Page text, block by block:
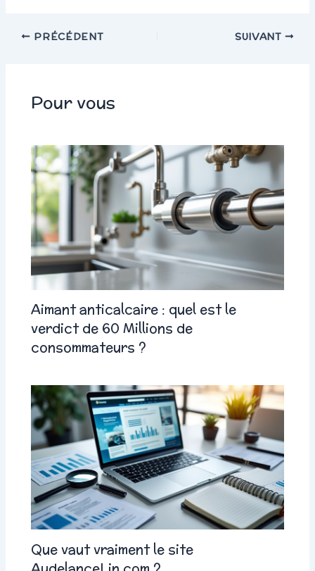
PRÉCÉDENT SUIVANT
Pour vous
Aimant anticalcaire : quel est le
verdict de 60 Millions de
consommateurs ?
Que vaut vraiment le site